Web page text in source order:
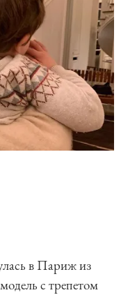
в Париж из
с трепетом